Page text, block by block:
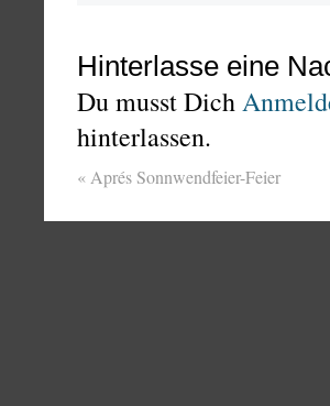
Hinterlasse eine
Du musst Dich
hinterlassen.
« Aprés Sonnwendfeier-Feier